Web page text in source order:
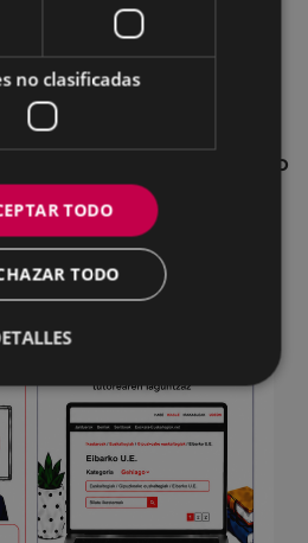
han participado
a de tiempo libre
no clasificadas
TODO
TODO